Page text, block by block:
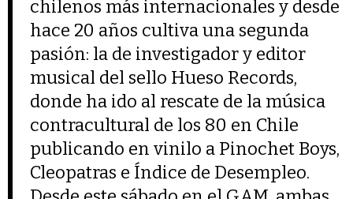
chilenos más internacionales y desde
hace 20 años cultiva una segunda
pasión: la de investigador y editor
musical del sello Hueso Records,
donde ha ido al rescate de la música
contracultural de los 80 en Chile
publicando en vinilo a Pinochet Boys,
Cleopatras e Índice de Desempleo.